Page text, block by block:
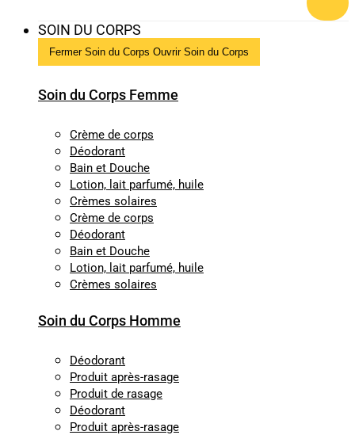
SOIN DU CORPS
Fermer Soin du Corps Ouvrir Soin du Corps
Soin du Corps Femme
Crème de corps
Déodorant
Bain et Douche
Lotion, lait parfumé, huile
Crèmes solaires
Crème de corps
Déodorant
Bain et Douche
Lotion, lait parfumé, huile
Crèmes solaires
Soin du Corps Homme
Déodorant
Produit après-rasage
Produit de rasage
Déodorant
Produit après-rasage